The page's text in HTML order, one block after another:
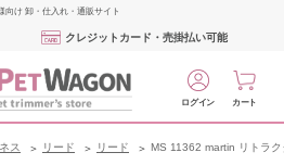
向け 卸・仕入れ・通販サイト
クレジットカード・売掛払い可能
ログイン カート
ス リード リード MS 11362 martin リトラ